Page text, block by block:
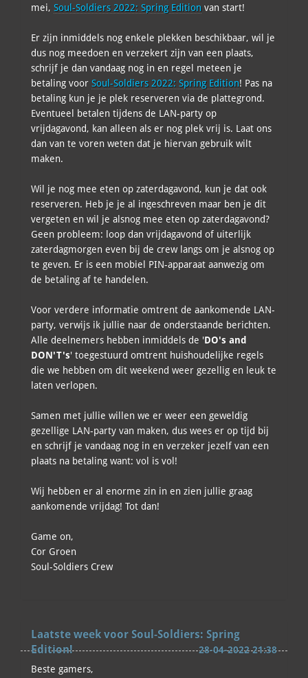
mei, Soul-Soldiers 2022: Spring Edition van start!
Er zijn inmiddels nog enkele plekken beschikbaar, wil je
dus nog meedoen en verzekert zijn van een plaats,
schrijf je dan vandaag nog in en regel meteen je
betaling voor Soul-Soldiers 2022: Spring Edition! Pas na
betaling kun je je plek reserveren via de plattegrond.
Eventueel betalen tijdens de LAN-party op
vrijdagavond, kan alleen als er nog plek vrij is. Laat ons
dan van te voren weten dat je hiervan gebruik wilt
maken.
Wil je nog mee eten op zaterdagavond, kun je dat ook
reserveren. Heb je je al ingeschreven maar ben je dit
vergeten en wil je alsnog mee eten op zaterdagavond?
Geen probleem: loop dan vrijdagavond of uiterlijk
zaterdagmorgen even bij de crew langs om je alsnog op
te geven. Er is een mobiel PIN-apparaat aanwezig om
de betaling af te handelen.
Voor verdere informatie omtrent de aankomende LAN-
party, verwijs ik jullie naar de onderstaande berichten.
Alle deelnemers hebben inmiddels de 'DO's and
DON'T's' toegestuurd omtrent huishoudelijke regels
die we hebben om dit weekend weer gezellig en leuk te
laten verlopen.
Samen met jullie willen we er weer een geweldig
gezellige LAN-party van maken, dus wees er op tijd bij
en schrijf je vandaag nog in en verzeker jezelf van een
plaats na betaling want: vol is vol!
Wij hebben er al enorme zin in en zien jullie graag
aankomende vrijdag! Tot dan!
Game on,
Cor Groen
Soul-Soldiers Crew
Laatste week voor Soul-Soldiers: Spring
Edition!
28-04-2022 21:38
Beste gamers,